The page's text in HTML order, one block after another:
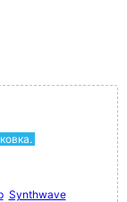
Synthwave